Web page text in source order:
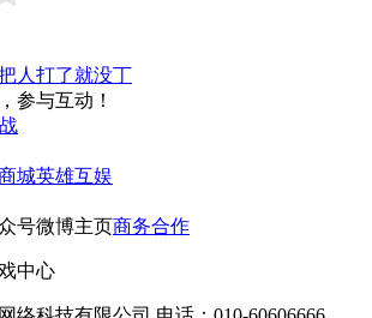
人打了就没丁
参与互动！
城英雄互娱
号微博主页商务合作
中心